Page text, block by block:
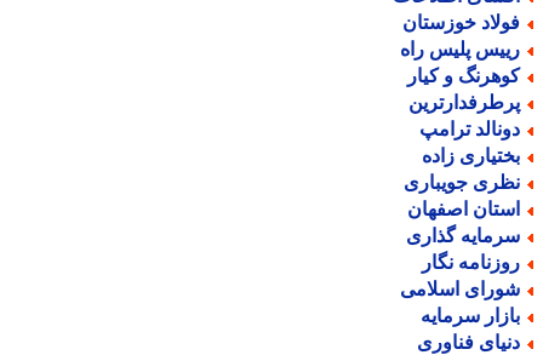
خوزستان
پلیس راه
و کیار
ترامپ
زاده
جویباری
اصفهان
گذاری
نگار
اسلامی
سرمایه
فناوری